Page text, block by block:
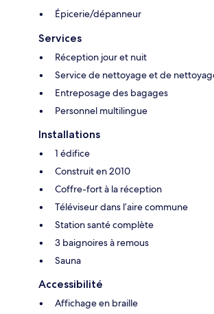
Épicerie/dépanneur
Services
Réception jour et nuit
Service de nettoyage et de
Entreposage des bagages
Personnel multilingue
Installations
1 édifice
Construit en 2010
Coffre-fort à la réception
Téléviseur dans l’aire commune
Station santé complète
3 baignoires à remous
Sauna
Accessibilité
Affichage en braille